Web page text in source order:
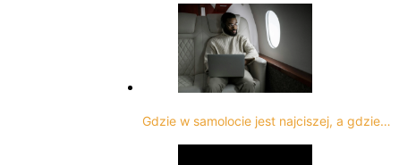
Gdzie w samolocie jest najciszej, a gdzie…